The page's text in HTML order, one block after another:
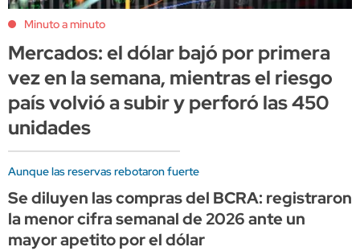
Minuto a minuto
Mercados: el dólar bajó por primera
vez en la semana, mientras el riesgo
país volvió a subir y perforó las 450
unidades
Aunque las reservas rebotaron fuerte
Se diluyen las compras del BCRA: registraron
la menor cifra semanal de 2026 ante un
mayor apetito por el dólar